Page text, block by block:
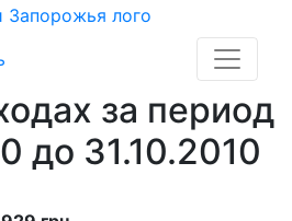
за период
до 31.10.2010